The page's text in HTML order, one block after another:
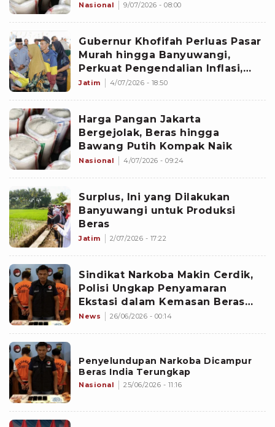
Nasional 9/07/2026 - 08:00
Gubernur Khofifah Perluas Pasar
Murah hingga Banyuwangi,
Perkuat Pengendalian Inflasi,
Jaga Daya Beli Masyarakat Jatim
Jatim 4/07/2026 - 18:50
Harga Pangan Jakarta
Bergejolak, Beras hingga
Bawang Putih Kompak Naik
Nasional 4/07/2026 - 09:24
Surplus, Ini yang Dilakukan
Banyuwangi untuk Produksi
Beras
Jatim 2/07/2026 - 17:22
Sindikat Narkoba Makin Cerdik,
Polisi Ungkap Penyamaran
Ekstasi dalam Kemasan Beras
India
News 26/06/2026 - 00:14
Penyelundupan Narkoba Dicampur
Beras India Terungkap
Nasional 25/06/2026 - 11:16